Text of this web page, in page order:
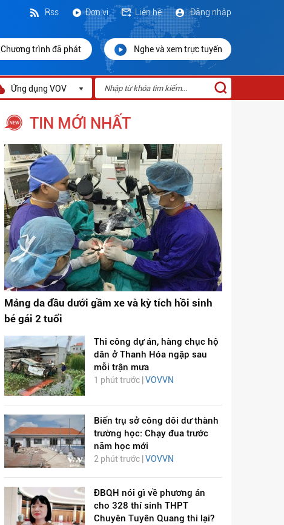
Đăng nhập
Liên hệ
Đơn vị
Rss
Chương trình đã phát Nghe và xem trực tuyến
Ứng dụng VOV
TIN MỚI NHẤT
Mảng da đầu dưới gầm xe và kỳ tích hồi sinh
bé gái 2 tuổi
Thi công dự án, hàng chục hộ
dân ở Thanh Hóa ngập sau
mỗi trận mưa
1 phút trước | VOVVN
Biến trụ sở công dôi dư thành
trường học: Chạy đua trước
năm học mới
2 phút trước | VOVVN
ĐBQH nói gì về phương án
cho 328 thí sinh THPT
Chuyên Tuyên Quang thi lại?